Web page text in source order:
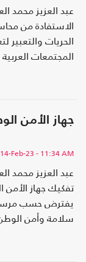
عبد العزيز محمد
الاستفادة من
الحريات والتعبير
المجتمعات
جهاز الأمن
14-Feb-23 - 11:34 AM
عبد العزيز محمد
تفكيك جهاز
يفترض حسب
سلامة وأمن